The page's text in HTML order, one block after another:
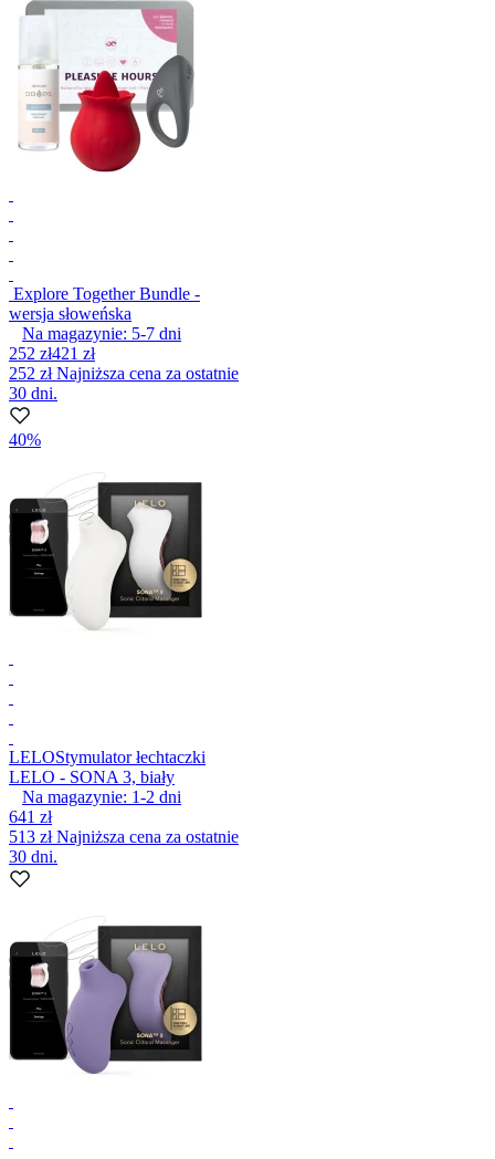
Explore Together Bundle -
wersja słoweńska
Na magazynie: 5-7 dni
252 zł421 zł
252 złNajniższa cena za ostatnie
30 dni.
40%
LELOStymulator łechtaczki
LELO - SONA 3, biały
Na magazynie: 1-2 dni
641 zł
513 złNajniższa cena za ostatnie
30 dni.